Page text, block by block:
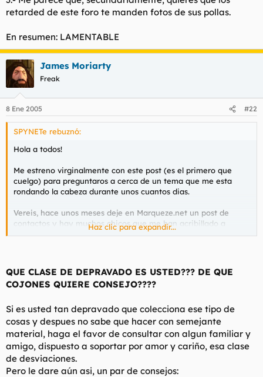
retarded de este foro te manden fotos de sus pollas.
En resumen: LAMENTABLE
James Moriarty
Freak
8 Ene 2005 #22
SPYNETe rebuznó:
Hola a todos!
Me estreno virginalmente con este post (es el primero que
cuelgo) para preguntaros a cerca de un tema que me esta
rondando la cabeza durante unos cuantos dias.
Vereis, hace unos meses deje en Marqueze.net un post de
contactos y hay muchos chicos que me han acribillado a
mensakas. Me han enviado fotos de pollas, direcciones y
pensaba colgarlo en programas de descarga tipo Emule desde
mi carpeta de Incoming, para que las feminas y maricones
Que os parece la idea? Estaria genial, porque seguro que los
chicos estan muy orgullosos de sus miembros, bueno, la
mayoria no tanto debido a la longitud... pero asi en foto
parecen un poco mas grandes y todo... Pero pensad en la
cantidad de personas que pueden admirar esos cuerpos, y
cantidad de maricones que se podran pajearse a gusto con
Haz clic para expandir...
QUE CLASE DE DEPRAVADO ES USTED??? DE QUE
COJONES QUIERE CONSEJO????
Si es usted tan depravado que colecciona ese tipo de
cosas y despues no sabe que hacer con semejante
material, haga el favor de consultar con algun familiar y
amigo, dispuesto a soportar por amor y cariño, esa clase
de desviaciones.
Pero le dare aún asi, un par de consejos: